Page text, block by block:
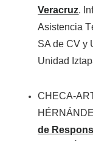
Veracruz.
Asistencia
SA de CV y
Unidad
CHECA-
de